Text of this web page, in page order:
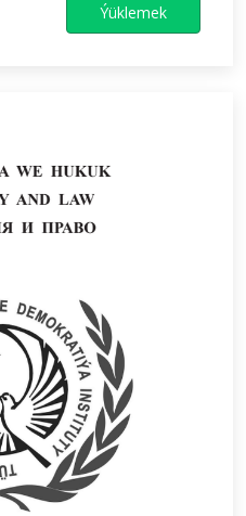
Ýüklemek